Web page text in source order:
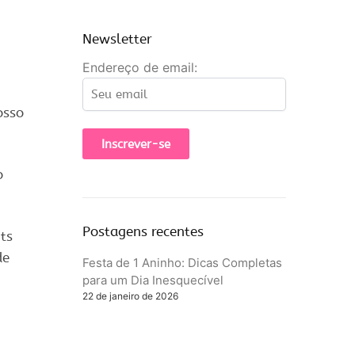
Newsletter
Endereço de email:
Postagens recentes
Festa de 1 Aninho: Dicas Completas
para um Dia Inesquecível
22 de janeiro de 2026